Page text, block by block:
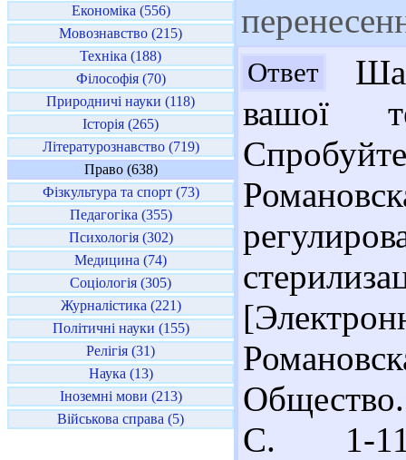
Економіка (556)
Мовознавство (215)
Техніка (188)
Філософія (70)
Природничі науки (118)
Історія (265)
Літературознавство (719)
Право (638)
Фізкультура та спорт (73)
Педагогіка (355)
Психологія (302)
Медицина (74)
Соціологія (305)
Журналістика (221)
Політичні науки (155)
Релігія (31)
Наука (13)
Іноземні мови (213)
Військова справа (5)
Ответ
вашої
С. 1-